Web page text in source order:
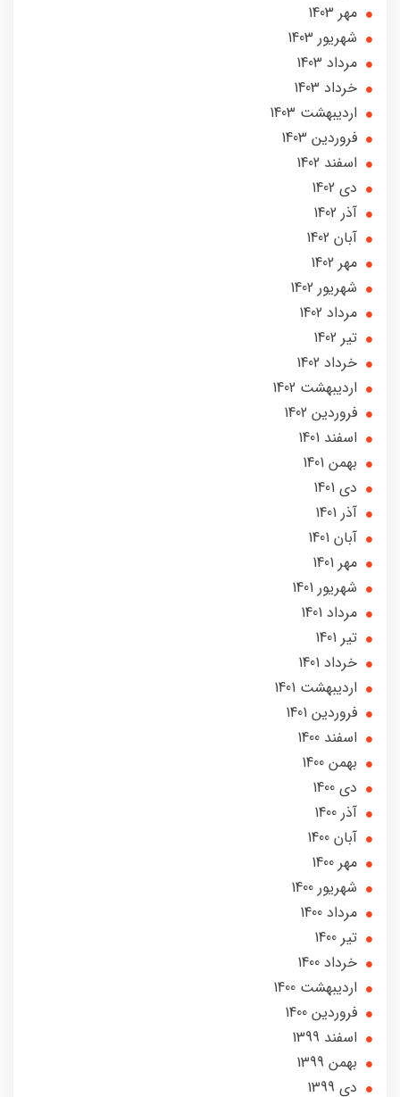
مهر 1403
شهریور 1403
مرداد 1403
خرداد 1403
ارديبهشت 1403
فروردین 1403
اسفند 1402
دی 1402
آذر 1402
آبان 1402
مهر 1402
شهریور 1402
مرداد 1402
تير 1402
خرداد 1402
ارديبهشت 1402
فروردین 1402
اسفند 1401
بهمن 1401
دی 1401
آذر 1401
آبان 1401
مهر 1401
شهریور 1401
مرداد 1401
تير 1401
خرداد 1401
ارديبهشت 1401
فروردین 1401
اسفند 1400
بهمن 1400
دی 1400
آذر 1400
آبان 1400
مهر 1400
شهریور 1400
مرداد 1400
تير 1400
خرداد 1400
ارديبهشت 1400
فروردین 1400
اسفند 1399
بهمن 1399
دی 1399